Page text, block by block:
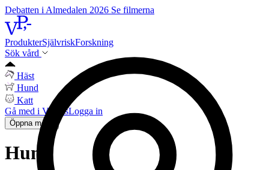
Debatten i Almedalen 2026 Se filmerna
ProdukterSjälvriskForskning
Sök vård
Häst
Hund
Katt
Gå med i VetprisLogga in
Öppna meny
Hund